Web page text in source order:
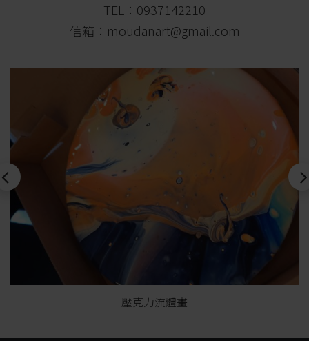
TEL：0937142210
信箱：moudanart@gmail.com
壓克力流體畫